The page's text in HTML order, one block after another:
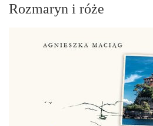
Rozmaryn i róże